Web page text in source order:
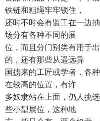
铁链和粗绳牢牢锁住，
还时不时会有监工在一边
场分有各种不同的展
位，而且分门别类有用于
的，还有那些从遥远异
国掳来的工匠或学者，各
在较高的位置，有许
多奴隶站在上面，仍人挑
些小型展位，这种地